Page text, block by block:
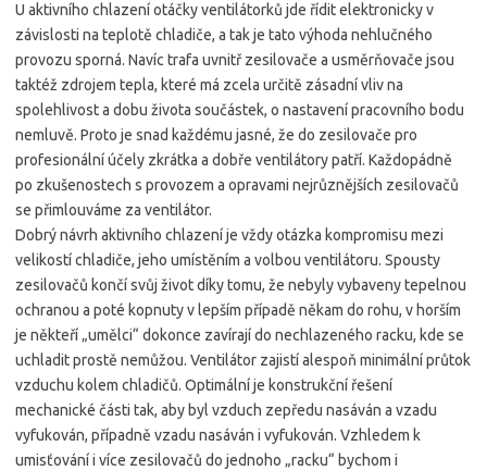
U aktivního chlazení otáčky ventilátorků jde řídit elektronicky v
závislosti na teplotě chladiče, a tak je tato výhoda nehlučného
provozu sporná. Navíc trafa uvnitř zesilovače a usměrňovače jsou
taktéž zdrojem tepla, které má zcela určitě zásadní vliv na
spolehlivost a dobu života součástek, o nastavení pracovního bodu
nemluvě. Proto je snad každému jasné, že do zesilovače pro
profesionální účely zkrátka a dobře ventilátory patří. Každopádně
po zkušenostech s provozem a opravami nejrůznějších zesilovačů
se přimlouváme za ventilátor.
Dobrý návrh aktivního chlazení je vždy otázka kompromisu mezi
velikostí chladiče, jeho umístěním a volbou ventilátoru. Spousty
zesilovačů končí svůj život díky tomu, že nebyly vybaveny tepelnou
ochranou a poté kopnuty v lepším případě někam do rohu, v horším
je někteří „umělci“ dokonce zavírají do nechlazeného racku, kde se
uchladit prostě nemůžou. Ventilátor zajistí alespoň minimální průtok
vzduchu kolem chladičů. Optimální je konstrukční řešení
mechanické části tak, aby byl vzduch zepředu nasáván a vzadu
vyfukován, případně vzadu nasáván i vyfukován. Vzhledem k
umisťování i více zesilovačů do jednoho „racku“ bychom i